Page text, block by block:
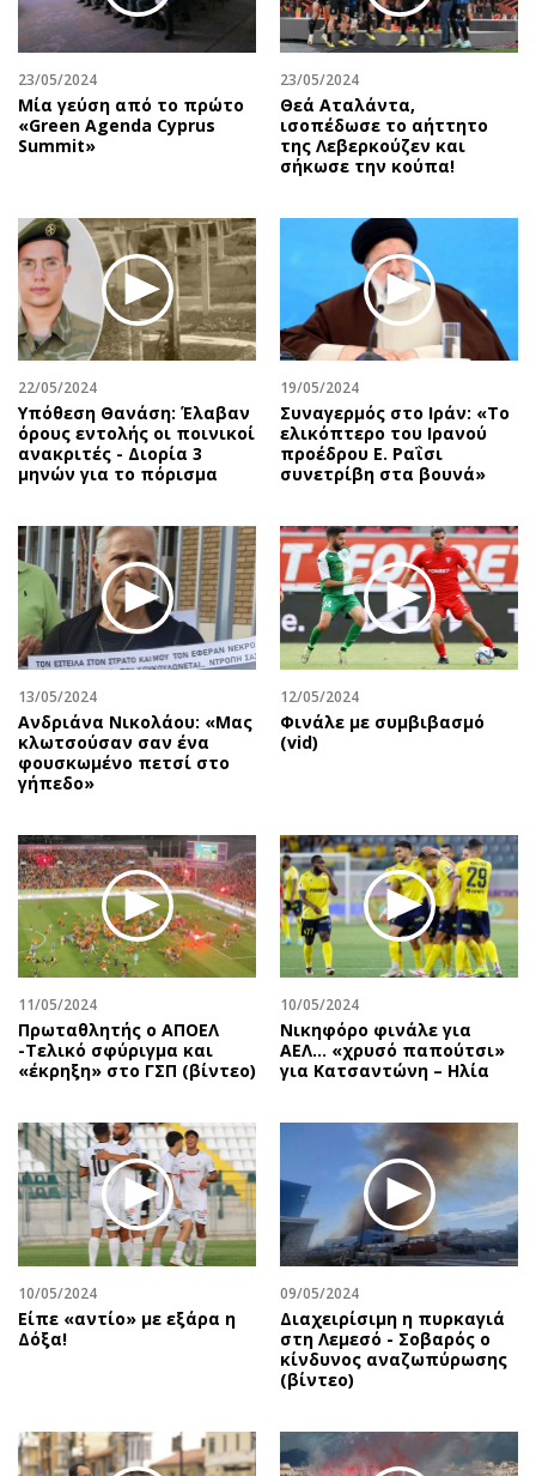
23/05/2024
Μία γεύση από το πρώτο
«Green Agenda Cyprus
Summit»
23/05/2024
Θεά Αταλάντα,
ισοπέδωσε το αήττητο
της Λεβερκούζεν και
σήκωσε την κούπα!
22/05/2024
Υπόθεση Θανάση: Έλαβαν
όρους εντολής οι ποινικοί
ανακριτές - Διορία 3
μηνών για το πόρισμα
19/05/2024
Συναγερμός στο Ιράν: «Το
ελικόπτερο του Ιρανού
προέδρου Ε. Ραΐσι
συνετρίβη στα βουνά»
13/05/2024
Ανδριάνα Νικολάου: «Μας
κλωτσούσαν σαν ένα
φουσκωμένο πετσί στο
γήπεδο»
12/05/2024
Φινάλε με συμβιβασμό
(vid)
11/05/2024
Πρωταθλητής ο ΑΠΟΕΛ
-Τελικό σφύριγμα και
«έκρηξη» στο ΓΣΠ (βίντεο)
10/05/2024
Νικηφόρο φινάλε για
ΑΕΛ… «χρυσό παπούτσι»
για Κατσαντώνη – Ηλία
10/05/2024
Είπε «αντίο» με εξάρα η
Δόξα!
09/05/2024
Διαχειρίσιμη η πυρκαγιά
στη Λεμεσό - Σοβαρός ο
κίνδυνος αναζωπύρωσης
(βίντεο)